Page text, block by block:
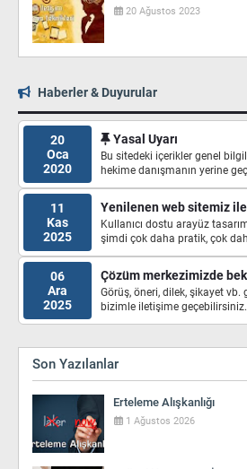
20 Ağustos 2023
Haberler & Duyurular
20
Oca
2020
Yasal Uyarı
Bu sitedeki içerikler genel
hekime danışmanın yerine
11
Kas
2025
Yenilenen web sitemiz ile
Kullanıcı dostu arayüz
şimdi çok daha pratik, çok
06
Ara
2025
Çözüm merkezimizde
Görüş, öneri, dilek, şikayet
bizimle iletişime geçebilirsiniz.
Son Yazılanlar
Erteleme Alışkanlığı
1 Ağustos 2026